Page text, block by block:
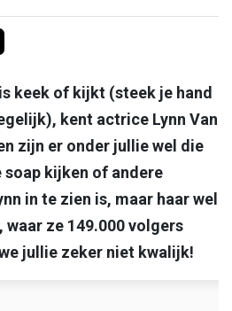
via Mailvia link
keek of kijkt (steek je hand
kent actrice Lynn Van
zijn er onder jullie wel die
soap kijken of andere
in te zien is, maar haar wel
ze 149.000 volgers
jullie zeker niet kwalijk!